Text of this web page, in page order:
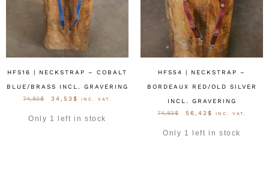
HFS16 | NECKSTRAP – COBALT
BLUE/BRASS INCL. GRAVERING
74,83$ 34,53 $ INC. VAT.
Only 1 left in stock
HFS54 | NECKSTRAP –
BORDEAUX RED/OLD SILVER
INCL. GRAVERING
74,83$ 56,42$ INC. VAT.
Only 1 left in stock